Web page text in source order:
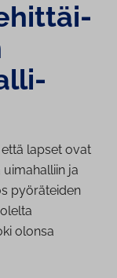
lapset ovat
ja
pyöräteiden
olonsa